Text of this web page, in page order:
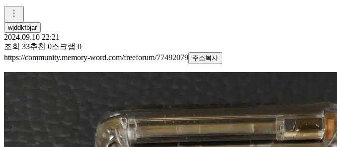
wjddkfbjar
2024.09.10 22:21
조회 33추천 0스크랩 0
https://community.memory-word.com/freeforum/77492079 주소복사